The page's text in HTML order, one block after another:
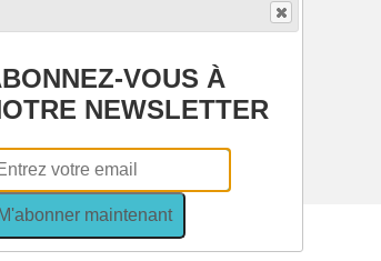
BLOG
COURSE DES PETITS COEURS
VOUS À
NEWSLETTER
M'abonner maintenant